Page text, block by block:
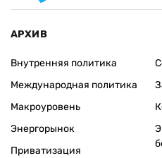
АРХИВ
Внутренняя политика
Международная политика
Макроуровень
Энергорынок
Приватизация